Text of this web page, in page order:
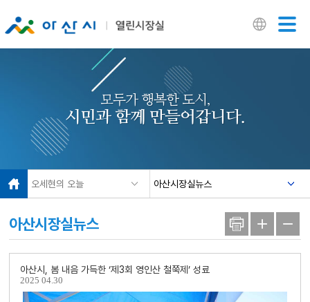
닫기
모두가 행복한 도시,
시민과 함께 만들어갑니다.
오세현의 오늘 아산시장실뉴스
아산시장실뉴스
아산시, 봄 내음 가득한 ‘제3회 영인산 철쭉제’ 성료
202504.30